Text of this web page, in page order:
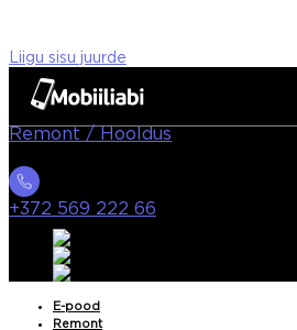
Liigu sisu juurde
Remont / Hooldus
+372 569 222 66
E-pood
Remont